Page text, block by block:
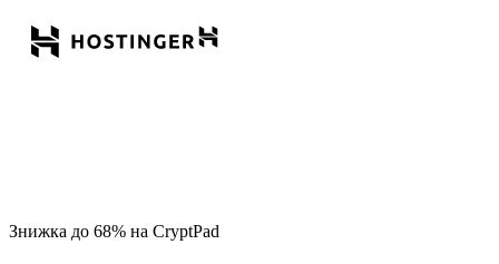
Знижка до 68% на CryptPad